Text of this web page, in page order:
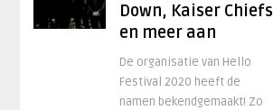
Down, Kaiser Chiefs
en meer aan
De organisatie van Hello
Festival 2020 heeft de
namen bekendgemaakt! Zo